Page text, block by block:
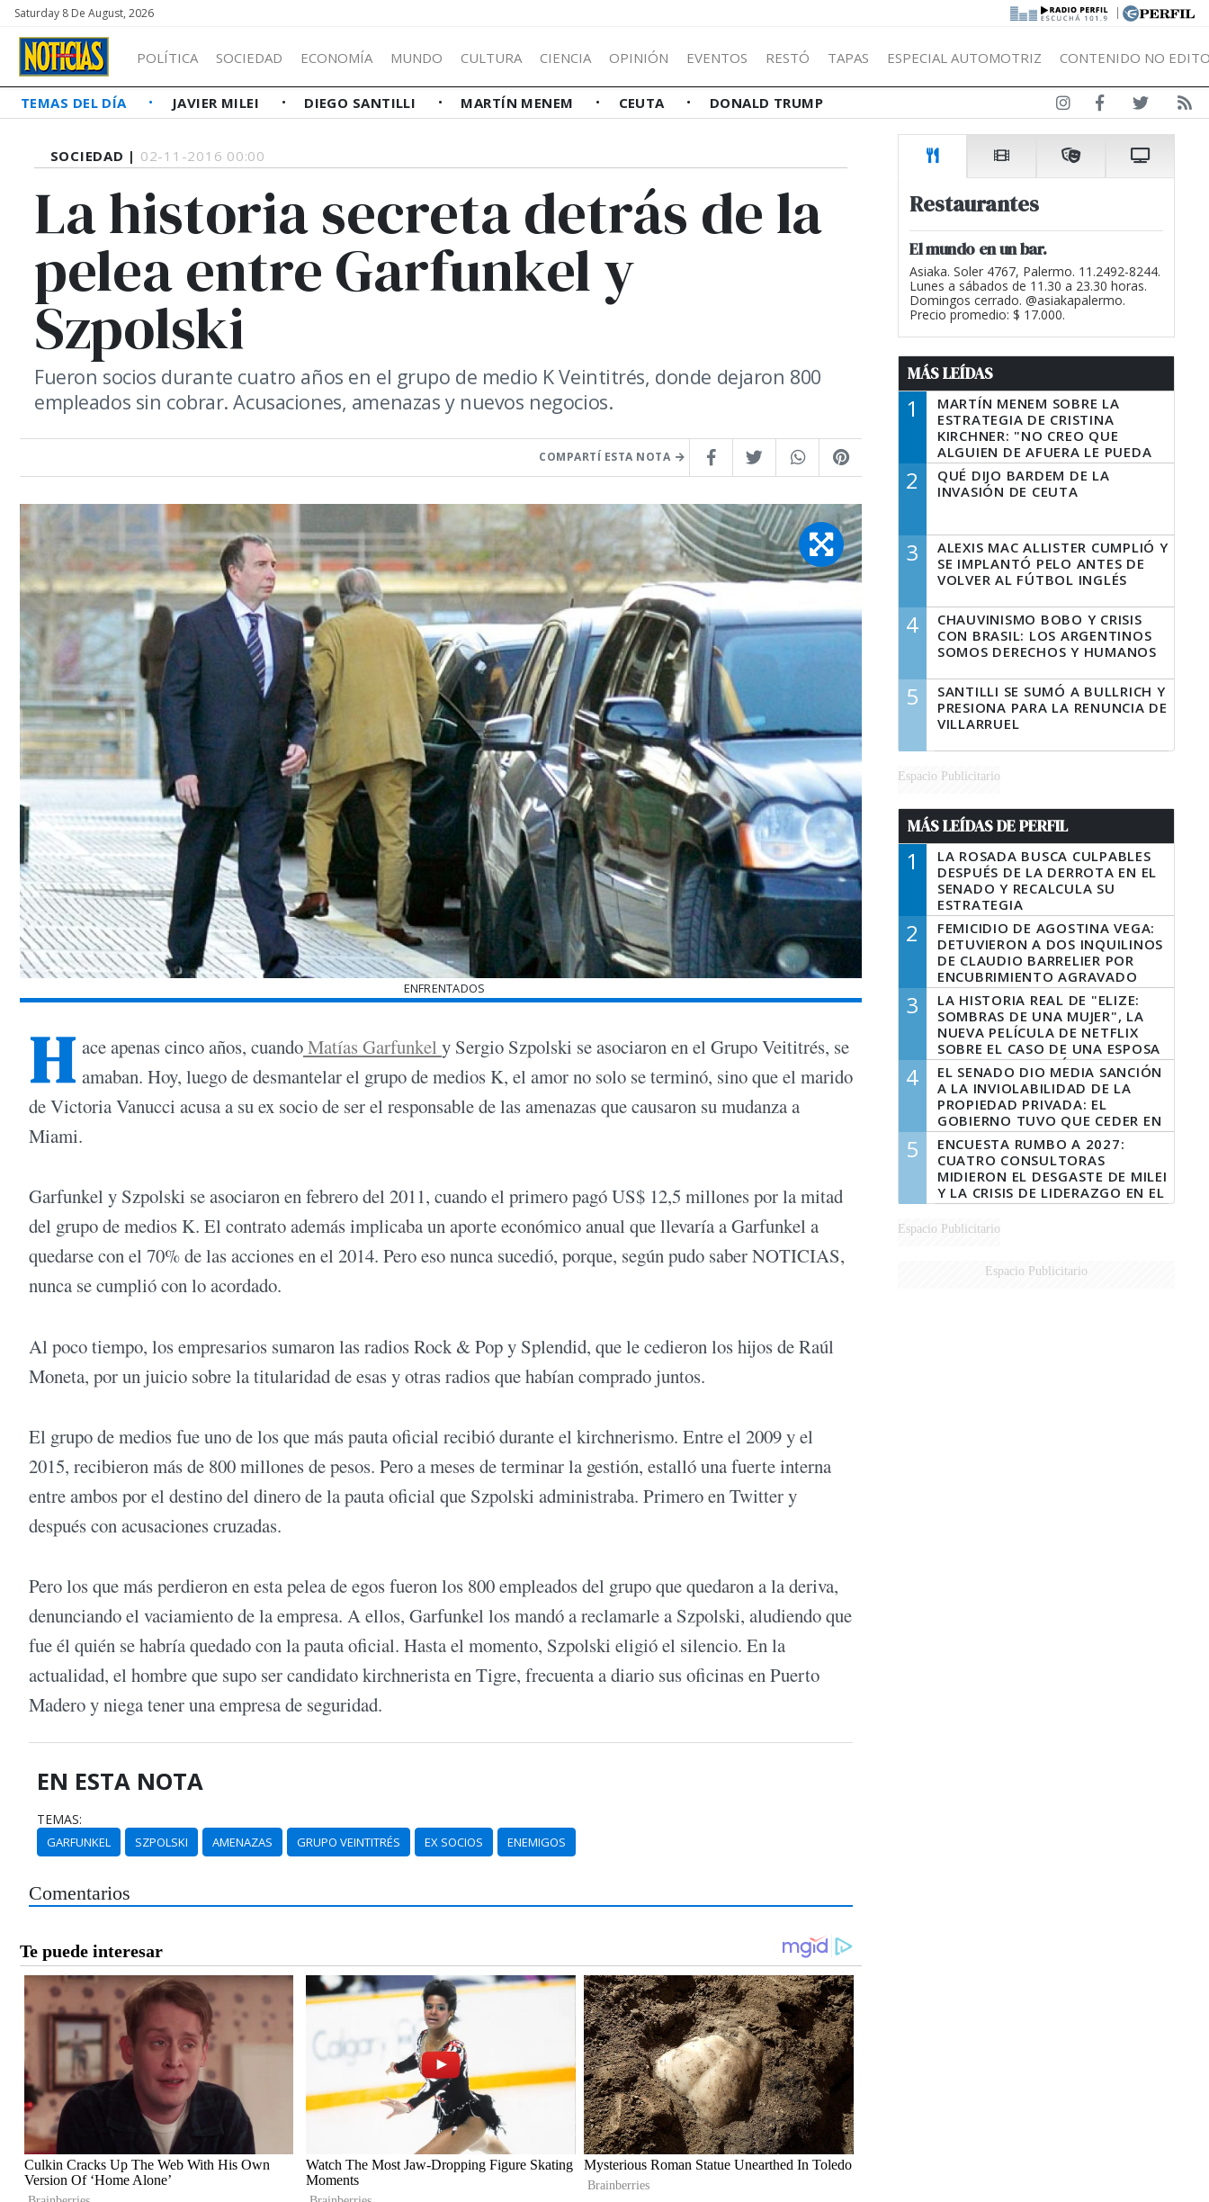
Saturday 8 De August, 2026 |
POLÍTICA SOCIEDAD ECONOMÍA MUNDO CULTURA CIENCIA OPINIÓN EVENTOS RESTÓ TAPAS ESPECIAL AUTOMOTRIZ CONTENIDO NO
TEMAS DEL DÍA JAVIER MILEI DIEGO SANTILLI MARTÍN MENEM CEUTA DONALD TRUMP
SOCIEDAD | 02-11-2016 00:00
La historia secreta detrás de la
pelea entre Garfunkel y
Szpolski
Fueron socios durante cuatro años en el grupo de medio K Veintitrés, donde dejaron 800
empleados sin cobrar. Acusaciones, amenazas y nuevos negocios.
COMPARTÍ ESTA NOTA
ENFRENTADOS
H ace apenas cinco años, cuandoMatías Garfunkel y Sergio Szpolski se asociaron en el Grupo Veititrés, se
amaban. Hoy, luego de desmantelar el grupo de medios K, el amor no solo se terminó, sino que el marido
de Victoria Vanucci acusa a su ex socio de ser el responsable de las amenazas que causaron su mudanza a
Miami.
Garfunkel y Szpolski se asociaron en febrero del 2011, cuando el primero pagó US$ 12,5 millones por la mitad
del grupo de medios K. El contrato además implicaba un aporte económico anual que llevaría a Garfunkel a
quedarse con el 70% de las acciones en el 2014. Pero eso nunca sucedió, porque, según pudo saber NOTICIAS,
nunca se cumplió con lo acordado.
Al poco tiempo, los empresarios sumaron las radios Rock & Pop y Splendid, que le cedieron los hijos de Raúl
Moneta, por un juicio sobre la titularidad de esas y otras radios que habían comprado juntos.
El grupo de medios fue uno de los que más pauta oficial recibió durante el kirchnerismo. Entre el 2009 y el
2015, recibieron más de 800 millones de pesos. Pero a meses de terminar la gestión, estalló una fuerte interna
entre ambos por el destino del dinero de la pauta oficial que Szpolski administraba. Primero en Twitter y
después con acusaciones cruzadas.
Pero los que más perdieron en esta pelea de egos fueron los 800 empleados del grupo que quedaron a la deriva,
denunciando el vaciamiento de la empresa. A ellos, Garfunkel los mandó a reclamarle a Szpolski, aludiendo que
fue él quién se habría quedado con la pauta oficial. Hasta el momento, Szpolski eligió el silencio. En la
actualidad, el hombre que supo ser candidato kirchnerista en Tigre, frecuenta a diario sus oficinas en Puerto
Madero y niega tener una empresa de seguridad.
EN ESTA NOTA
TEMAS:
GARFUNKEL SZPOLSKI AMENAZAS GRUPO VEINTITRÉS EX SOCIOS ENEMIGOS
Comentarios
Restaurantes
El mundo en un bar.
Asiaka. Soler 4767, Palermo. 11.2492-8244.
Lunes a sábados de 11.30 a 23.30 horas.
Domingos cerrado. @asiakapalermo.
Precio promedio: $ 17.000.
MÁS LEÍDAS
1
MARTÍN MENEM SOBRE LA
ESTRATEGIA DE CRISTINA
KIRCHNER: "NO CREO QUE
ALGUIEN DE AFUERA LE PUEDA
DECIR A LA JUSTICIA LO QUE
TIENE QUE HACER"
2
QUÉ DIJO BARDEM DE LA
INVASIÓN DE CEUTA
3
ALEXIS MAC ALLISTER CUMPLIÓ Y
SE IMPLANTÓ PELO ANTES DE
VOLVER AL FÚTBOL INGLÉS
4
CHAUVINISMO BOBO Y CRISIS
CON BRASIL: LOS ARGENTINOS
SOMOS DERECHOS Y HUMANOS
5
SANTILLI SE SUMÓ A BULLRICH Y
PRESIONA PARA LA RENUNCIA DE
VILLARRUEL
Espacio Publicitario
MÁS LEÍDAS DE PERFIL
1
LA ROSADA BUSCA CULPABLES
DESPUÉS DE LA DERROTA EN EL
SENADO Y RECALCULA SU
ESTRATEGIA
2
FEMICIDIO DE AGOSTINA VEGA:
DETUVIERON A DOS INQUILINOS
DE CLAUDIO BARRELIER POR
ENCUBRIMIENTO AGRAVADO
3
LA HISTORIA REAL DE "ELIZE:
SOMBRAS DE UNA MUJER", LA
NUEVA PELÍCULA DE NETFLIX
SOBRE EL CASO DE UNA ESPOSA
QUE DESCUARTIZÓ A SU
MARIDO
4
EL SENADO DIO MEDIA SANCIÓN
A LA INVIOLABILIDAD DE LA
PROPIEDAD PRIVADA: EL
GOBIERNO TUVO QUE CEDER EN
LA LEY DEL MANEJO DEL FUEGO
5
ENCUESTA RUMBO A 2027:
CUATRO CONSULTORAS
MIDIERON EL DESGASTE DE MILEI
Y LA CRISIS DE LIDERAZGO EN EL
PERONISMO
Espacio Publicitario
Espacio Publicitario